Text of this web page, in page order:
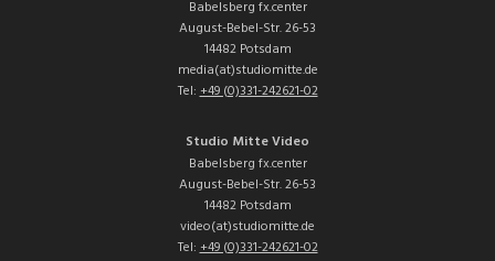
Babelsberg fx.center
August-Bebel-Str. 26-53
14482 Potsdam
media(at)studiomitte.de
Tel:+49 (0)331-242621-02
Studio Mitte Video
Babelsberg fx.center
August-Bebel-Str. 26-53
14482 Potsdam
video(at)studiomitte.de
Tel:+49 (0)331-242621-02